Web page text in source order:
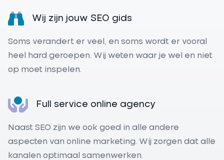
Wij zijn jouw SEO gids
Soms verandert er veel, en soms wordt er vooral
heel hard geroepen. Wij weten waar je wel en niet
op moet inspelen.
Full service online agency
Naast SEO zijn we ook goed in alle andere
aspecten van online marketing. Wij zorgen dat alle
kanalen optimaal samenwerken.